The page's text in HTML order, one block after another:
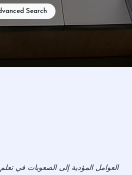
Search
العوامل المؤدية إلى الصعوبات في تعلم